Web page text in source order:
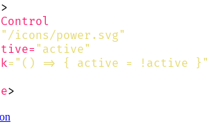
>
"/icons/power.svg"
= "active"
="() => { active = !active }"
>